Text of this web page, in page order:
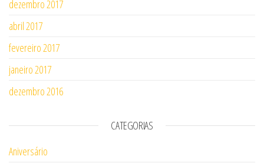
dezembro 2017
abril 2017
fevereiro 2017
janeiro 2017
dezembro 2016
CATEGORIAS
Aniversário